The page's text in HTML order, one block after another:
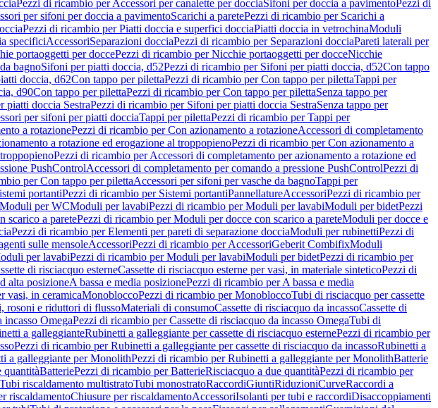
Pezzi di ricambio per Accessori per canalette per docciaSifoni per doccia a pavimentoPezzi di
per sifoni per doccia a pavimentoScarichi a paretePezzi di ricambio per Scarichi a
Pezzi di ricambio per Piatti doccia e superfici docciaPiatti doccia in vetrochinaModuli
specificiAccessoriSeparazioni docciaPezzi di ricambio per Separazioni docciaPareti laterali per
portaoggetti per doccePezzi di ricambio per Nicchie portaoggetti per docceNicchie
bagnoSifoni per piatti doccia, d52Pezzi di ricambio per Sifoni per piatti doccia, d52Con tappo
doccia, d62Con tappo per pilettaPezzi di ricambio per Con tappo per pilettaTappi per
d90Con tappo per pilettaPezzi di ricambio per Con tappo per pilettaSenza tappo per
piatti doccia SestraPezzi di ricambio per Sifoni per piatti doccia SestraSenza tappo per
per sifoni per piatti docciaTappi per pilettaPezzi di ricambio per Tappi per
a rotazionePezzi di ricambio per Con azionamento a rotazioneAccessori di completamento
a rotazione ed erogazione al troppopienoPezzi di ricambio per Con azionamento a
Pezzi di ricambio per Accessori di completamento per azionamento a rotazione ed
PushControlAccessori di completamento per comando a pressione PushControlPezzi di
per Con tappo per pilettaAccessori per sifoni per vasche da bagnoTappi per
portantiPezzi di ricambio per Sistemi portantiPannellatureAccessoriPezzi di ricambio per
per WCModuli per lavabiPezzi di ricambio per Moduli per lavabiModuli per bidetPezzi
scarico a paretePezzi di ricambio per Moduli per docce con scarico a pareteModuli per docce e
Pezzi di ricambio per Elementi per pareti di separazione docciaModuli per rubinettiPezzi di
sulle mensoleAccessoriPezzi di ricambio per AccessoriGeberit CombifixModuli
per lavabiPezzi di ricambio per Moduli per lavabiModuli per bidetPezzi di ricambio per
di risciacquo esterneCassette di risciacquo esterne per vasi, in materiale sinteticoPezzi di
alta posizioneA bassa e media posizionePezzi di ricambio per A bassa e media
vasi, in ceramicaMonobloccoPezzi di ricambio per MonobloccoTubi di risciacquo per cassette
rosoni e riduttori di flussoMateriali di consumoCassette di risciacquo da incassoCassette di
incasso OmegaPezzi di ricambio per Cassette di risciacquo da incasso OmegaTubi di
a galleggianteRubinetti a galleggiante per cassette di risciacquo esternePezzi di ricambio per
Pezzi di ricambio per Rubinetti a galleggiante per cassette di risciacquo da incassoRubinetti a
a galleggiante per MonolithPezzi di ricambio per Rubinetti a galleggiante per MonolithBatterie
quantitàBatteriePezzi di ricambio per BatterieRisciacquo a due quantitàPezzi di ricambio per
Tubi riscaldamento multistratoTubi monostratoRaccordiGiuntiRiduzioniCurveRaccordi a
riscaldamentoChiusure per riscaldamentoAccessoriIsolanti per tubi e raccordiDisaccoppiamenti